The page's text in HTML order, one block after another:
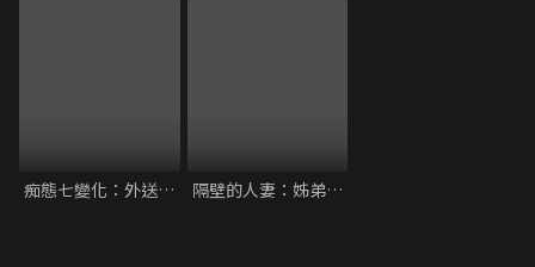
痴態七變化：外送小姐的魔性救贖 隔壁的人妻：姊弟的禁忌共犯